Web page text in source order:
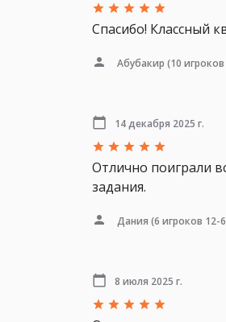
Спасибо! Классный
Абубакир (10
14 декабря 2025 г.
Отлично поиграли
задания.
Дания (6 игроков 12-
8 июля 2025 г.